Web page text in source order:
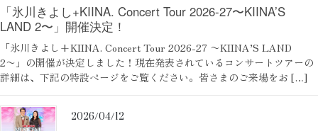
「氷川きよし+KIINA. Concert Tour 2026-27〜KIINA’S
LAND 2〜」開催決定！
「氷川きよし+KIINA. Concert Tour 2026-27 〜KIINA’S LAND
2〜」の開催が決定しました！現在発表されているコンサートツアーの
詳細は、下記の特設ページをご覧ください。皆さまのご来場をお […]
2026/04/12